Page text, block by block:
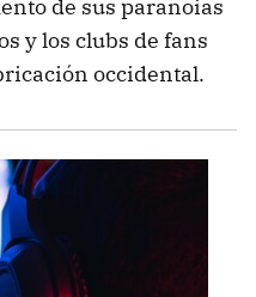
de sus paranoias
y los clubs de fans
occidental.